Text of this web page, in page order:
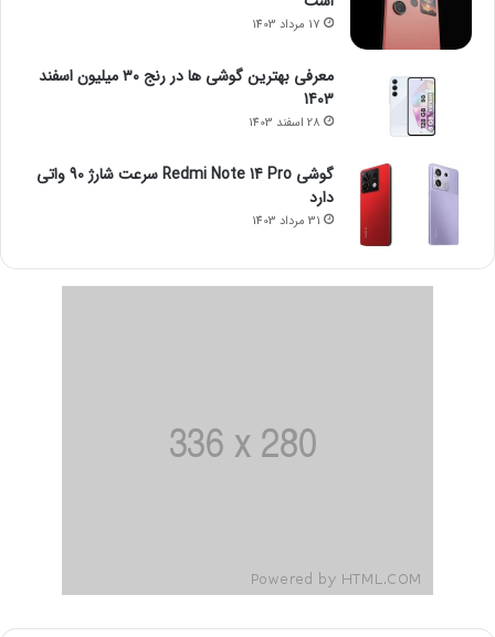
17 مرداد 1403
معرفی بهترین گوشی ها در رنج ۳۰ میلیون اسفند
1403
28 اسفند 1403
گوشی Redmi Note 14 Pro سرعت شارژ 90 واتی
دارد
31 مرداد 1403